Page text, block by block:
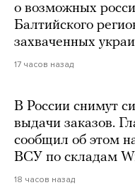
о возможных
Балтийского
захваченных
17 часов назад
В России снимут
выдачи заказов.
сообщил об этом
ВСУ по складам
18 часов назад